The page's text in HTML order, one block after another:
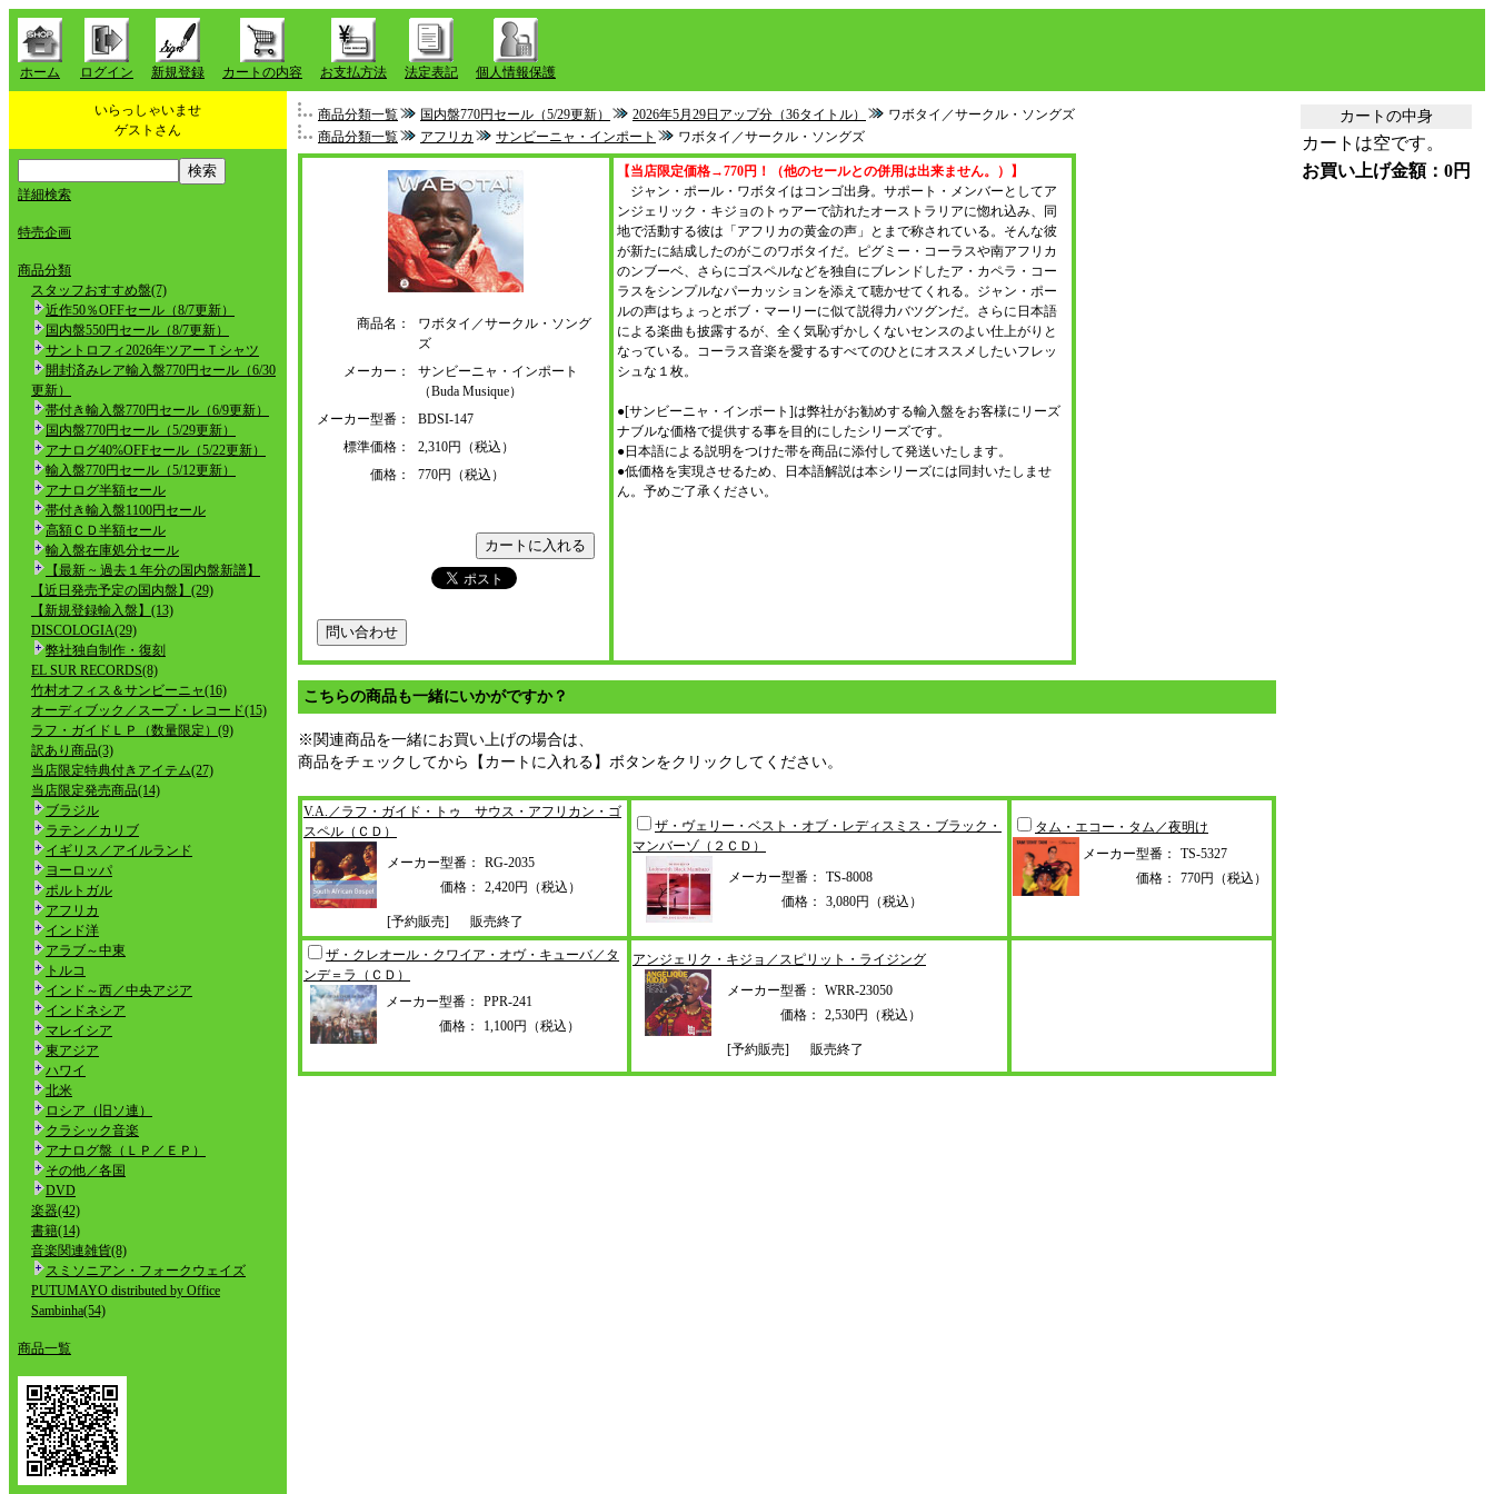
ホーム ログイン 新規登録 カートの内容 お支払方法 法定表記 個人情報保護
いらっしゃいませ
ゲストさん
詳細検索
特売企画
商品分類
スタッフおすすめ盤(7)
近作50％OFFセール（8/7更新）
国内盤550円セール（8/7更新）
サントロフィ2026年ツアーＴシャツ
開封済みレア輸入盤770円セール（6/30
更新）
帯付き輸入盤770円セール（6/9更新）
国内盤770円セール（5/29更新）
アナログ40%OFFセール（5/22更新）
輸入盤770円セール（5/12更新）
アナログ半額セール
帯付き輸入盤1100円セール
高額ＣＤ半額セール
輸入盤在庫処分セール
【最新 ~ 過去１年分の国内盤新譜】
【近日発売予定の国内盤】(29)
【新規登録輸入盤】(13)
DISCOLOGIA(29)
弊社独自制作・復刻
EL SUR RECORDS(8)
竹村オフィス＆サンビーニャ(16)
オーディブック／スープ・レコード(15)
ラフ・ガイドＬＰ（数量限定）(9)
訳あり商品(3)
当店限定特典付きアイテム(27)
当店限定発売商品(14)
ブラジル
ラテン／カリブ
イギリス／アイルランド
ヨーロッパ
ポルトガル
アフリカ
インド洋
アラブ～中東
トルコ
インド～西／中央アジア
インドネシア
マレイシア
東アジア
ハワイ
北米
ロシア（旧ソ連）
クラシック音楽
アナログ盤（ＬＰ／ＥＰ）
その他／各国
DVD
楽器(42)
書籍(14)
音楽関連雑貨(8)
スミソニアン・フォークウェイズ
PUTUMAYO distributed by Office
Sambinha(54)
商品一覧
商品分類一覧 国内盤770円セール（5/29更新） 2026年5月29日アップ分（36タイトル）
ワボタイ／サークル・ソングズ
商品分類一覧
アフリカ サンビーニャ・インポート ワボタイ／サークル・ソングズ
商品名：
ワボタイ／サークル・ソング
ズ
メーカー：
サンビーニャ・インポート
（Buda Musique）
メーカー型番：
BDSI-147
標準価格：
2,310円（税込）
価格：
770円（税込）
【当店限定価格→770円！（他のセールとの併用は出来ません。）】
ジャン・ポール・ワボタイはコンゴ出身。サポート・メンバーとしてア
ンジェリック・キジョのトゥアーで訪れたオーストラリアに惚れ込み、同
地で活動する彼は「アフリカの黄金の声」とまで称されている。そんな彼
が新たに結成したのがこのワボタイだ。ピグミー・コーラスや南アフリカ
のンブーベ、さらにゴスペルなどを独自にブレンドしたア・カペラ・コー
ラスをシンプルなパーカッションを添えて聴かせてくれる。ジャン・ポー
ルの声はちょっとボブ・マーリーに似て説得力バツグンだ。さらに日本語
による楽曲も披露するが、全く気恥ずかしくないセンスのよい仕上がりと
なっている。コーラス音楽を愛するすべてのひとにオススメしたいフレッ
シュな１枚。
●[サンビーニャ・インポート]は弊社がお勧めする輸入盤をお客様にリーズ
ナブルな価格で提供する事を目的にしたシリーズです。
●日本語による説明をつけた帯を商品に添付して発送いたします。
●低価格を実現させるため、日本語解説は本シリーズには同封いたしませ
ん。予めご了承ください。
こちらの商品も一緒にいかがですか？
※関連商品を一緒にお買い上げの場合は、
商品をチェックしてから【カートに入れる】ボタンをクリックしてください。
V.A.／ラフ・ガイド・トゥ サウス ・アフリカン・ゴ
スペル（ＣＤ）
メーカー型番：
RG-2035
価格：
2,420円（税込）
[予約販売] 販売終了
ザ・ヴェリー・ベスト・オブ・レディスミス・ブラック・
マンバーゾ（ ２ＣＤ）
メーカー型番：
TS-8008
価格：
3,080円（税込）
タム・エコー・タム／夜明け
メーカー型番：
TS-5327
価格：
770円（税込）
ザ・クレオール・クワイア・オヴ・ キューバ／タ
ンデ＝ラ（ＣＤ）
メーカー型番：
PPR-241
価格：
1,100円（税込）
アンジェリク・キジョ／スピリット ・ライジング
メーカー型番：
WRR-23050
価格：
2,530円（税込）
[予約販売] 販売終了
カートの中身
カートは空です。
お買い上げ金額：0円